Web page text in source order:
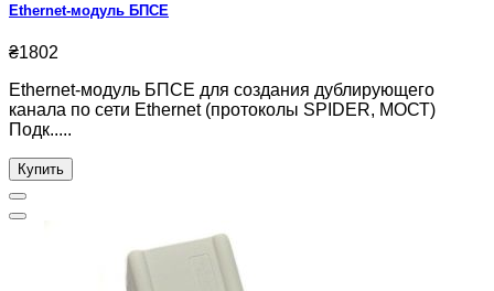
Ethernet-модуль БПСЕ
₴1802
Ethernet-модуль БПСЕ для создания дублирующего
канала по сети Ethernet (протоколы SPIDER, МОСТ)
Подк.....
Купить